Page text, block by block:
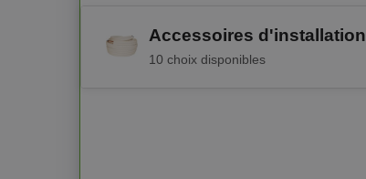
Accessoires d'installation
10 choix disponibles